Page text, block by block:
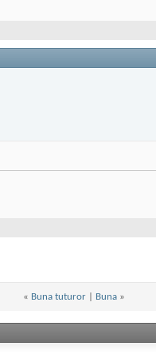
« Buna tuturor Buna »